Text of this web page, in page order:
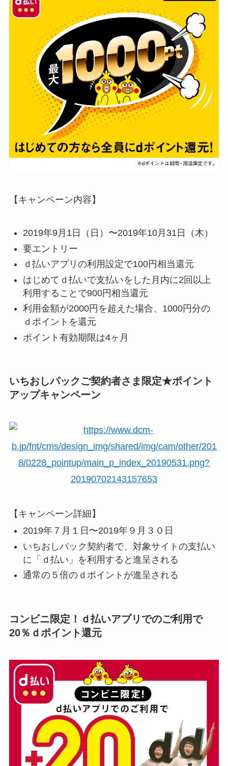
【キャンペーン内容】
2019年9月1日（日）〜2019年10月31日（木）
要エントリー
ｄ払いアプリの利用設定で100円相当還元
はじめてｄ払いで支払いをした月内に2回以上
利用することで900円相当還元
利用金額が2000円を超えた場合、1000円分の
ｄポイントを還元
ポイント有効期限は4ヶ月
いちおしパックご契約者さま限定★ポイント
アップキャンペーン
【キャンペーン詳細】
2019年７月１日〜2019年９月３０日
いちおしパック契約者で、対象サイトの支払い
に「ｄ払い」を利用すると進呈される
通常の５倍のｄポイントが進呈される
コンビニ限定！ｄ払いアプリでのご利用で
20％ｄポイント還元